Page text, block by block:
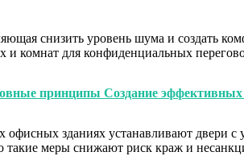
снизить уровень шума и создать
комнат для конфиденциальных
принципы Создание
офисных зданиях устанавливают
такие меры снижают риск краж и